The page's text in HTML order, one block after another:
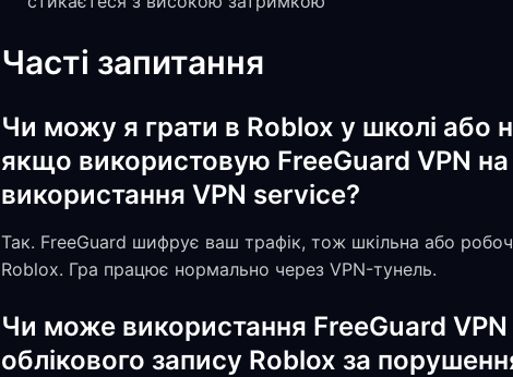
Часті запитання
Чи можу я грати в Roblox у школі або
якщо використовую FreeGuard VPN на
використання VPN service?
Так. FreeGuard шифрує ваш трафік, тож шкільна або
Roblox. Гра працює нормально через VPN-тунель.
Чи може використання FreeGuard
облікового запису Roblox за